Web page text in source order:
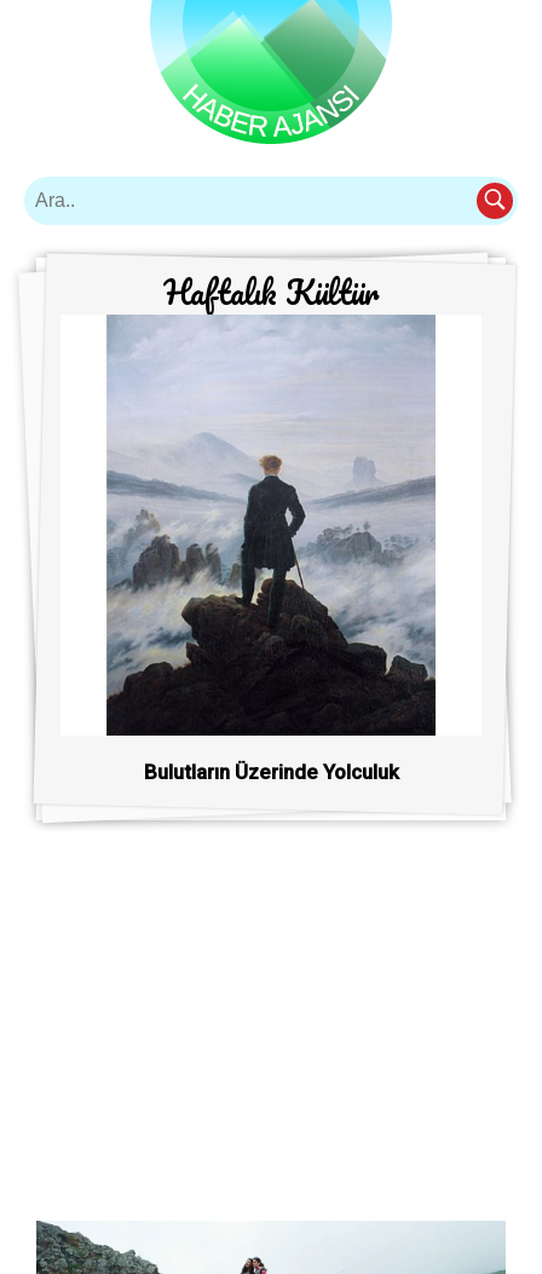
Haftalık Kültür
Bulutların Üzerinde Yolculuk